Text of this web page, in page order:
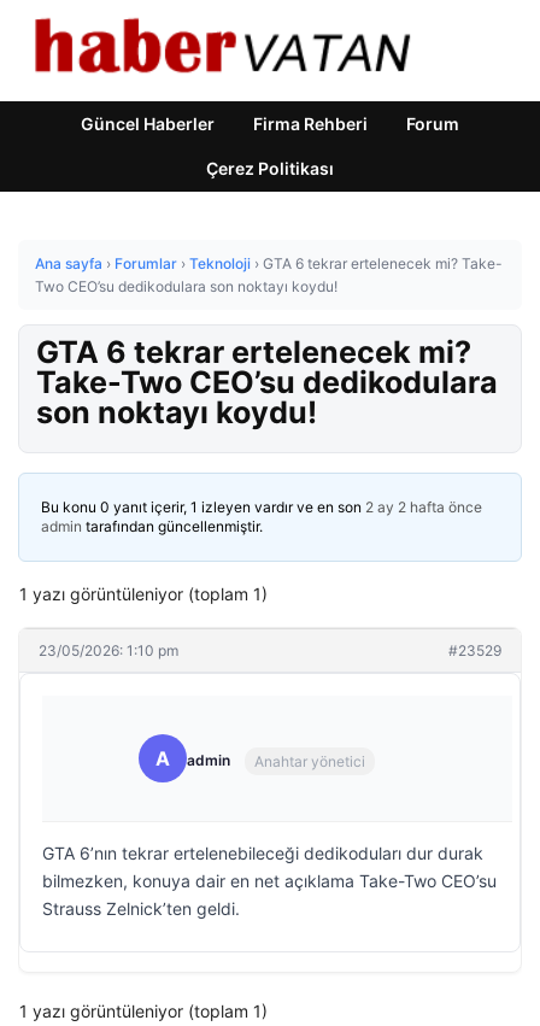
Güncel Haberler Firma Rehberi Forum
Çerez Politikası
Ana sayfa › Forumlar › Teknoloji › GTA 6 tekrar ertelenecek mi? Take-
Two CEO’su dedikodulara son noktayı koydu!
GTA 6 tekrar ertelenecek mi?
Take-Two CEO’su dedikodulara
son noktayı koydu!
Bu konu 0 yanıt içerir, 1 izleyen vardır ve en son 2 ay 2 hafta önce
admin tarafından güncellenmiştir.
1 yazı görüntüleniyor (toplam 1)
23/05/2026: 1:10 pm #23529
A admin Anahtar yönetici
GTA 6’nın tekrar ertelenebileceği dedikoduları dur durak
bilmezken, konuya dair en net açıklama Take-Two CEO’su
Strauss Zelnick’ten geldi.
1 yazı görüntüleniyor (toplam 1)